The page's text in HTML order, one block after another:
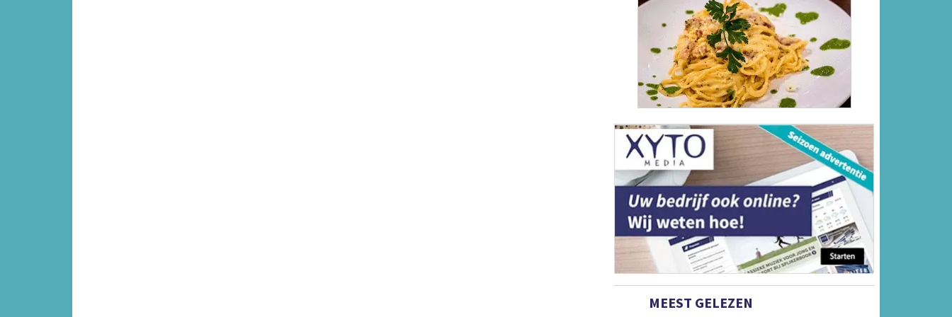
MEEST GELEZEN